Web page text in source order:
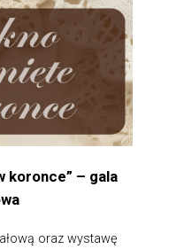
koronce” – gala
oraz wystawę